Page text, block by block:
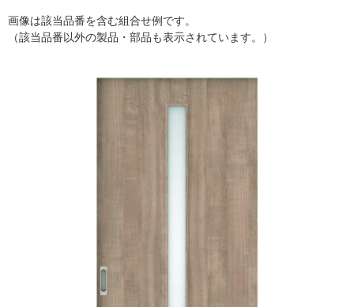
画像は該当品番を含む組合せ例です。
（該当品番以外の製品・部品も表示されています。）